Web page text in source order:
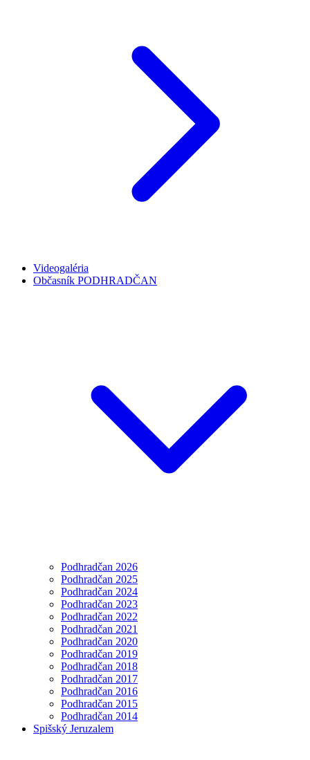
Videogaléria
Občasník PODHRADČAN
Podhradčan 2026
Podhradčan 2025
Podhradčan 2024
Podhradčan 2023
Podhradčan 2022
Podhradčan 2021
Podhradčan 2020
Podhradčan 2019
Podhradčan 2018
Podhradčan 2017
Podhradčan 2016
Podhradčan 2015
Podhradčan 2014
Spišský Jeruzalem